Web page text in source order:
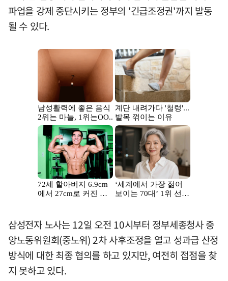
파업을 강제 중단시키는 정부의 '긴급조정권'까지 발동
될 수 있다.
삼성전자 노사는 12일 오전 10시부터 정부세종청사 중
앙노동위원회(중노위) 2차 사후조정을 열고 성과급 산정
방식에 대한 최종 협의를 하고 있지만, 여전히 접점을 찾
지 못하고 있다.